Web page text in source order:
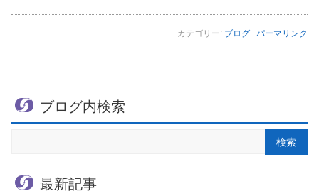
カテゴリー: ブログ パーマリンク
ブログ内検索
最新記事